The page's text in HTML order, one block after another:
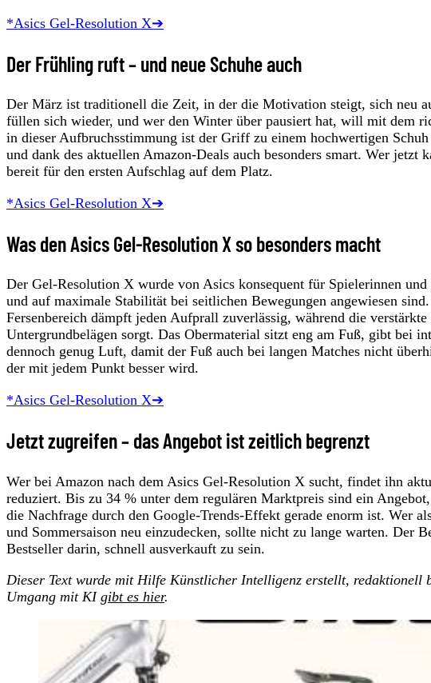
*Asics Gel-Resolution X➔
Der Frühling ruft – und neue Schuhe auch
Der März ist traditionell die Zeit, in der die Motivation steigt, sich neu
füllen sich wieder, und wer den Winter über pausiert hat, will mit dem
in dieser Aufbruchsstimmung ist der Griff zu einem hochwertigen
und dank des aktuellen Amazon-Deals auch besonders smart. Wer
bereit für den ersten Aufschlag auf dem Platz.
*Asics Gel-Resolution X➔
Was den Asics Gel-Resolution X so besonders macht
Der Gel-Resolution X wurde von Asics konsequent für Spielerinnen
und auf maximale Stabilität bei seitlichen Bewegungen angewiesen
Fersenbereich dämpft jeden Aufprall zuverlässig, während die
Untergrundbelägen sorgt. Das Obermaterial sitzt eng am Fuß, gibt bei
dennoch genug Luft, damit der Fuß auch bei langen Matches nicht
der mit jedem Punkt besser wird.
*Asics Gel-Resolution X➔
Jetzt zugreifen – das Angebot ist zeitlich begrenzt
Wer bei Amazon nach dem Asics Gel-Resolution X sucht, findet ihn
reduziert. Bis zu 34 % unter dem regulären Marktpreis sind ein
die Nachfrage durch den Google-Trends-Effekt gerade enorm ist. Wer
und Sommersaison neu einzudecken, sollte nicht zu lange warten. Der
Bestseller darin, schnell ausverkauft zu sein.
Dieser Text wurde mit Hilfe Künstlicher Intelligenz erstellt, redaktionell
Umgang mit KI gibt es hier.